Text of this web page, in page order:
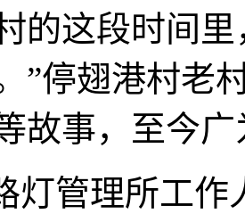
的这段时间
”停翅港村老
故事，至今
灯管理所工